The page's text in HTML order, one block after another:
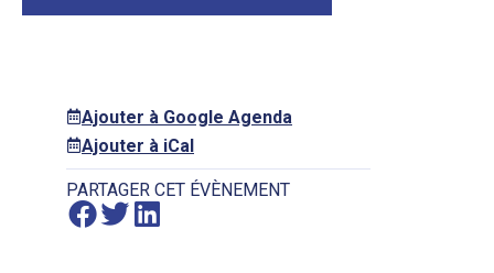
Ajouter à Google Agenda
Ajouter à iCal
PARTAGER CET ÉVÈNEMENT